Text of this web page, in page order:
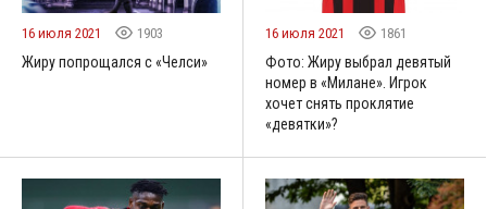
16 июля 2021 1903
Жиру попрощался с «Челси»
16 июля 2021 1861
Фото: Жиру выбрал девятый
номер в «Милане». Игрок
хочет снять проклятие
«девятки»?